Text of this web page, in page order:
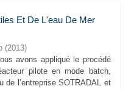
Et De L'eau De Mer
(2013)
avons appliqué le procédé
pilote en mode batch,
l’entreprise SOTRADAL et